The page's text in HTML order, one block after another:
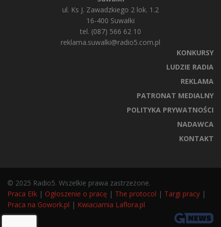
ul. Ks J. Zawadzkiego 2 lok. 1.2
16-400 Suwałki
tel. (087) 566 62 10
reklama.suwalki@radio5.com.pl
KONKURSY
LUDZIE RADIA
REKLAMA
PATRONAT MEDIALNY
POLITYKA PRYWATNOŚCI
NADAWCA
KONTAKT
© 2025 Radio5. Wszelkie prawa zastrzeżone.
Praca Ełk | Ogłoszenie o pracę | The protocol | Targi pracy |
Praca na Gowork.pl | Kwiaciarnia Laflora.pl